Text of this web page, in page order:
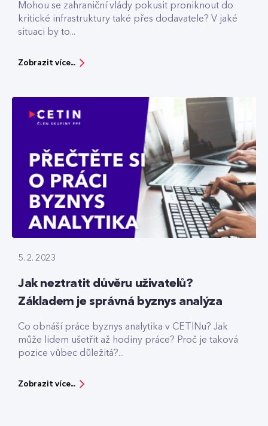
Mohou se zahraniční vlády pokusit proniknout do
kritické infrastruktury také přes dodavatele? V jaké
situaci by to...
Zobrazit více...
5. 2. 2023
Jak neztratit důvěru uživatelů?
Základem je správná byznys analýza
Co obnáší práce byznys analytika v CETINu? Jak
může lidem ušetřit až hodiny práce? Proč je taková
pozice vůbec důležitá?...
Zobrazit více...